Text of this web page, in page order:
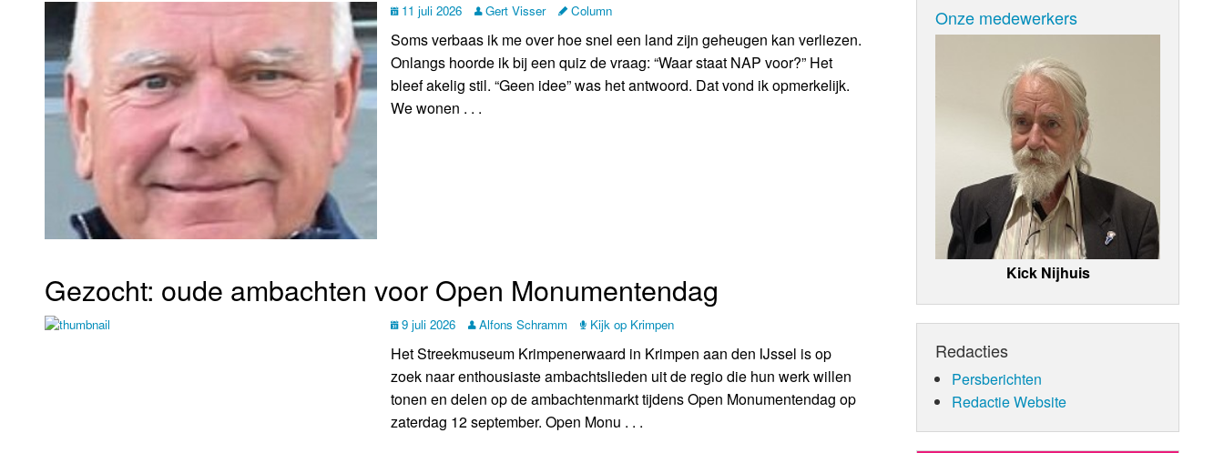
11 juli 2026 Gert Visser Column
Soms verbaas ik me over hoe snel een land zijn geheugen kan verliezen.
Onlangs hoorde ik bij een quiz de vraag: “Waar staat NAP voor?” Het
bleef akelig stil. “Geen idee” was het antwoord. Dat vond ik opmerkelijk.
We wonen . . .
Gezocht: oude ambachten voor Open Monumentendag
9 juli 2026 Alfons Schramm Kijk op Krimpen
Het Streekmuseum Krimpenerwaard in Krimpen aan den IJssel is op
zoek naar enthousiaste ambachtslieden uit de regio die hun werk willen
tonen en delen op de ambachtenmarkt tijdens Open Monumentendag op
zaterdag 12 september. Open Monu . . .
Onze medewerkers
Kick Nijhuis
Redacties
Persberichten
Redactie Website